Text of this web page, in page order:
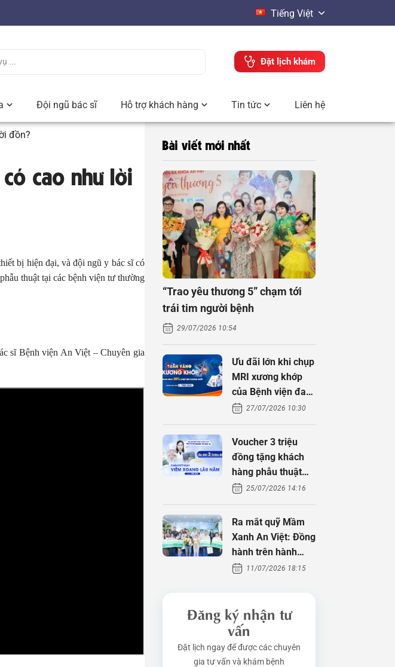
Tiếng Việt
Đặt lịch khám
Đội ngũ bác sĩ Hỗ trợ khách hàng Tin tức Liên hệ
đồn?
cao như lời
bị hiện đại, và đội ngũ y bác sĩ có
thuật tại các bệnh viện tư thường
sĩ Bệnh viện An Việt – Chuyên gia
Bài viết mới nhất
“Trao yêu thương 5” chạm tới
trái tim người bệnh
29/07/2026 10:54
Ưu đãi lớn khi chụp
MRI xương khớp
của Bệnh viện đa
khoa An Việt
27/07/2026 10:30
Voucher 3 triệu
đồng tặng khách
hàng phẫu thuật
xoang cùng PGS.
TS Nguyễn Thị
Hoài An
25/07/2026 14:16
Ra mắt quỹ Mầm
Xanh An Việt: Đồng
hành trên hành
trình tìm con
11/07/2026 18:15
Đăng ký nhận tư
vấn
Đặt lịch ngay để được các chuyên
gia tư vấn và khám bệnh